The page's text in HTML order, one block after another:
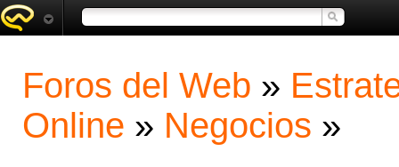
Foros del Web »
Online » Negocios »